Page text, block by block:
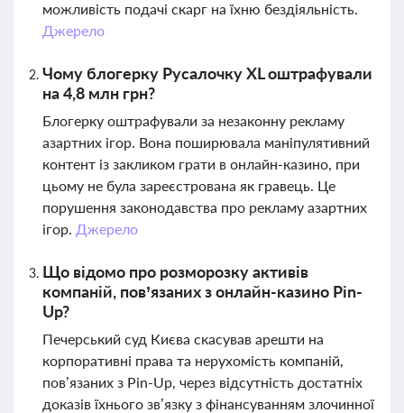
можливість подачі скарг на їхню бездіяльність.
Джерело
Чому блогерку Русалочку XL оштрафували
на 4,8 млн грн?
Блогерку оштрафували за незаконну рекламу
азартних ігор. Вона поширювала маніпулятивний
контент із закликом грати в онлайн-казино, при
цьому не була зареєстрована як гравець. Це
порушення законодавства про рекламу азартних
ігор. Джерело
Що відомо про розморозку активів
компаній, пов’язаних з онлайн-казино Pin-
Up?
Печерський суд Києва скасував арешти на
корпоративні права та нерухомість компаній,
пов’язаних з Pin-Up, через відсутність достатніх
доказів їхнього зв’язку з фінансуванням злочинної